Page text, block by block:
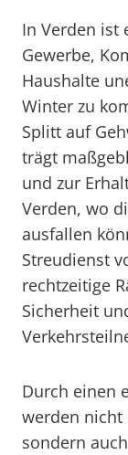
In Verden ist
Gewerbe,
Haushalte
Winter zu
Splitt auf
trägt
und zur
Verden, wo
ausfallen
Streudienst
rechtzeitige
Sicherheit
Durch einen
werden nicht
sondern